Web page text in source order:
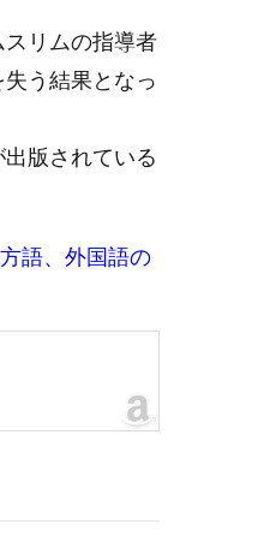
リムの指導者
う結果となっ
版されている
語、外国語の